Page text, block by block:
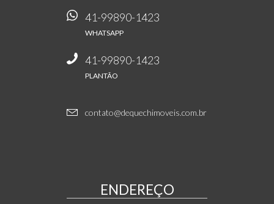
41-99890-1423
WHATSAPP
41-99890-1423
PLANTÃO
contato@dequechimoveis.com.br
ENDEREÇO